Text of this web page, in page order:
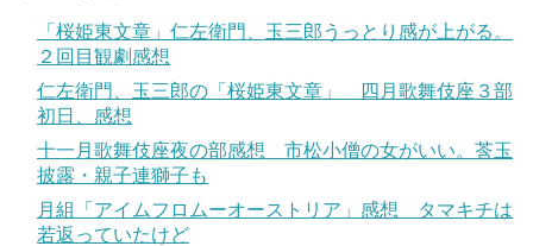
「桜姫東文章」仁左衛門、玉三郎うっとり感が上がる。
２回目観劇感想
仁左衛門、玉三郎の「桜姫東文章」 四月歌舞伎座３部
初日、感想
十一月歌舞伎座夜の部感想 市松小僧の女がいい。莟玉
披露・親子連獅子も
月組「アイムフロムーオーストリア」感想 タマキチは
若返っていたけど